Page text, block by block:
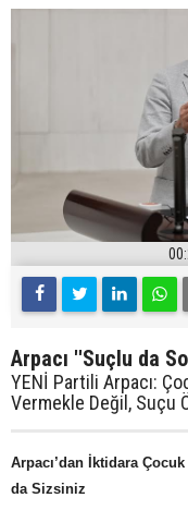
Arpacı ''Suçlu da
YENİ Partili Arpacı:
Vermekle Değil, Suçu
Arpacı’dan İktidara
da Sizsiniz